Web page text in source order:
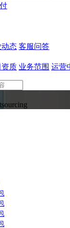
态 客服问答
质 业务范围 运营